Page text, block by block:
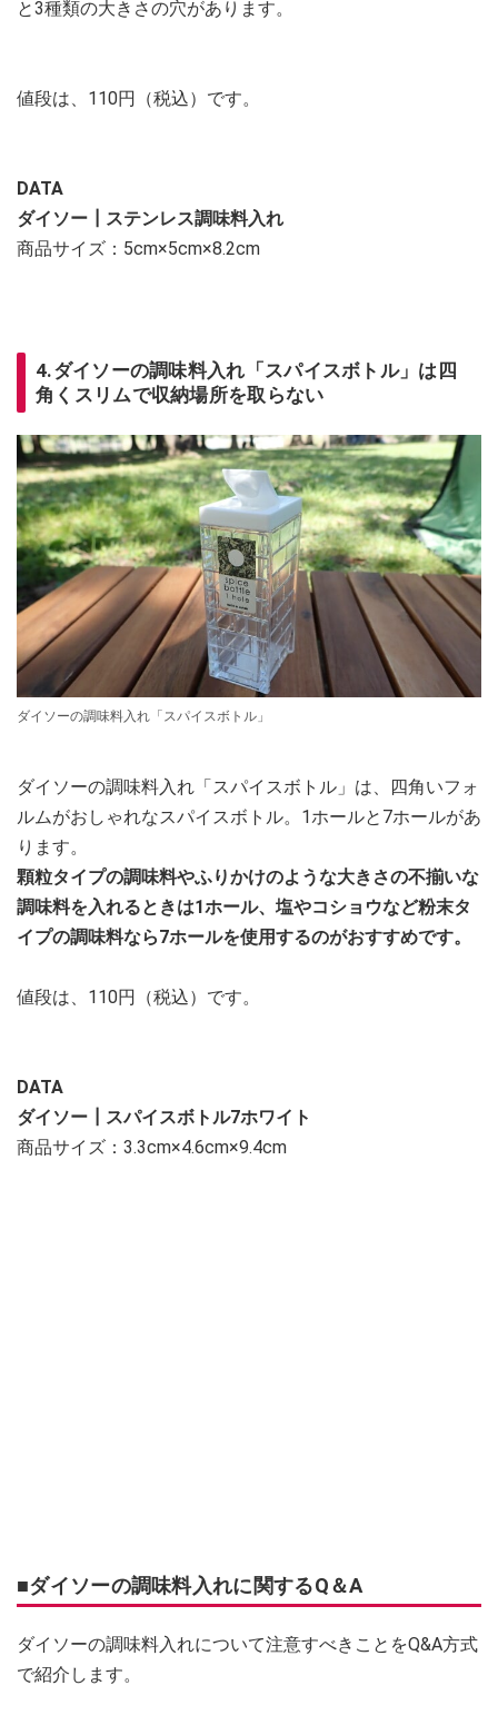
と3種類の大きさの穴があります。
値段は、110円（税込）です。
DATA
ダイソー┃ステンレス調味料入れ
商品サイズ：5cm×5cm×8.2cm
4.ダイソーの調味料入れ「スパイスボトル」は四
角くスリムで収納場所を取らない
ダイソーの調味料入れ「スパイスボトル」
ダイソーの調味料入れ「スパイスボトル」は、四角いフォ
ルムがおしゃれなスパイスボトル。1ホールと7ホールがあ
ります。
顆粒タイプの調味料やふりかけのような大きさの不揃いな
調味料を入れるときは1ホール、塩やコショウなど粉末タ
イプの調味料なら7ホールを使用するのがおすすめです。
値段は、110円（税込）です。
DATA
ダイソー┃スパイスボトル7ホワイト
商品サイズ：3.3cm×4.6cm×9.4cm
■ダイソーの調味料入れに関するQ＆A
ダイソーの調味料入れについて注意すべきことをQ&A方式
で紹介します。